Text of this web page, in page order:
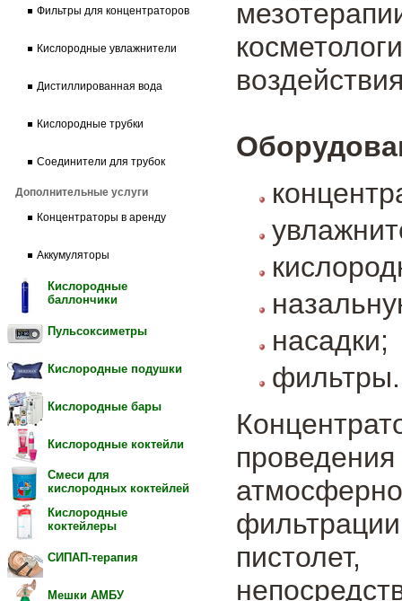
Фильтры для концентраторов
Кислородные увлажнители
Дистиллированная вода
Кислородные трубки
Соединители для трубок
Дополнительные услуги
Концентраторы в аренду
Аккумуляторы
Кислородные
баллончики
Пульсоксиметры
Кислородные подушки
Кислородные бары
Кислородные коктейли
Смеси для
кислородных коктейлей
Кислородные
коктейлеры
СИПАП-терапия
Мешки АМБУ
насадки;
фильтры.